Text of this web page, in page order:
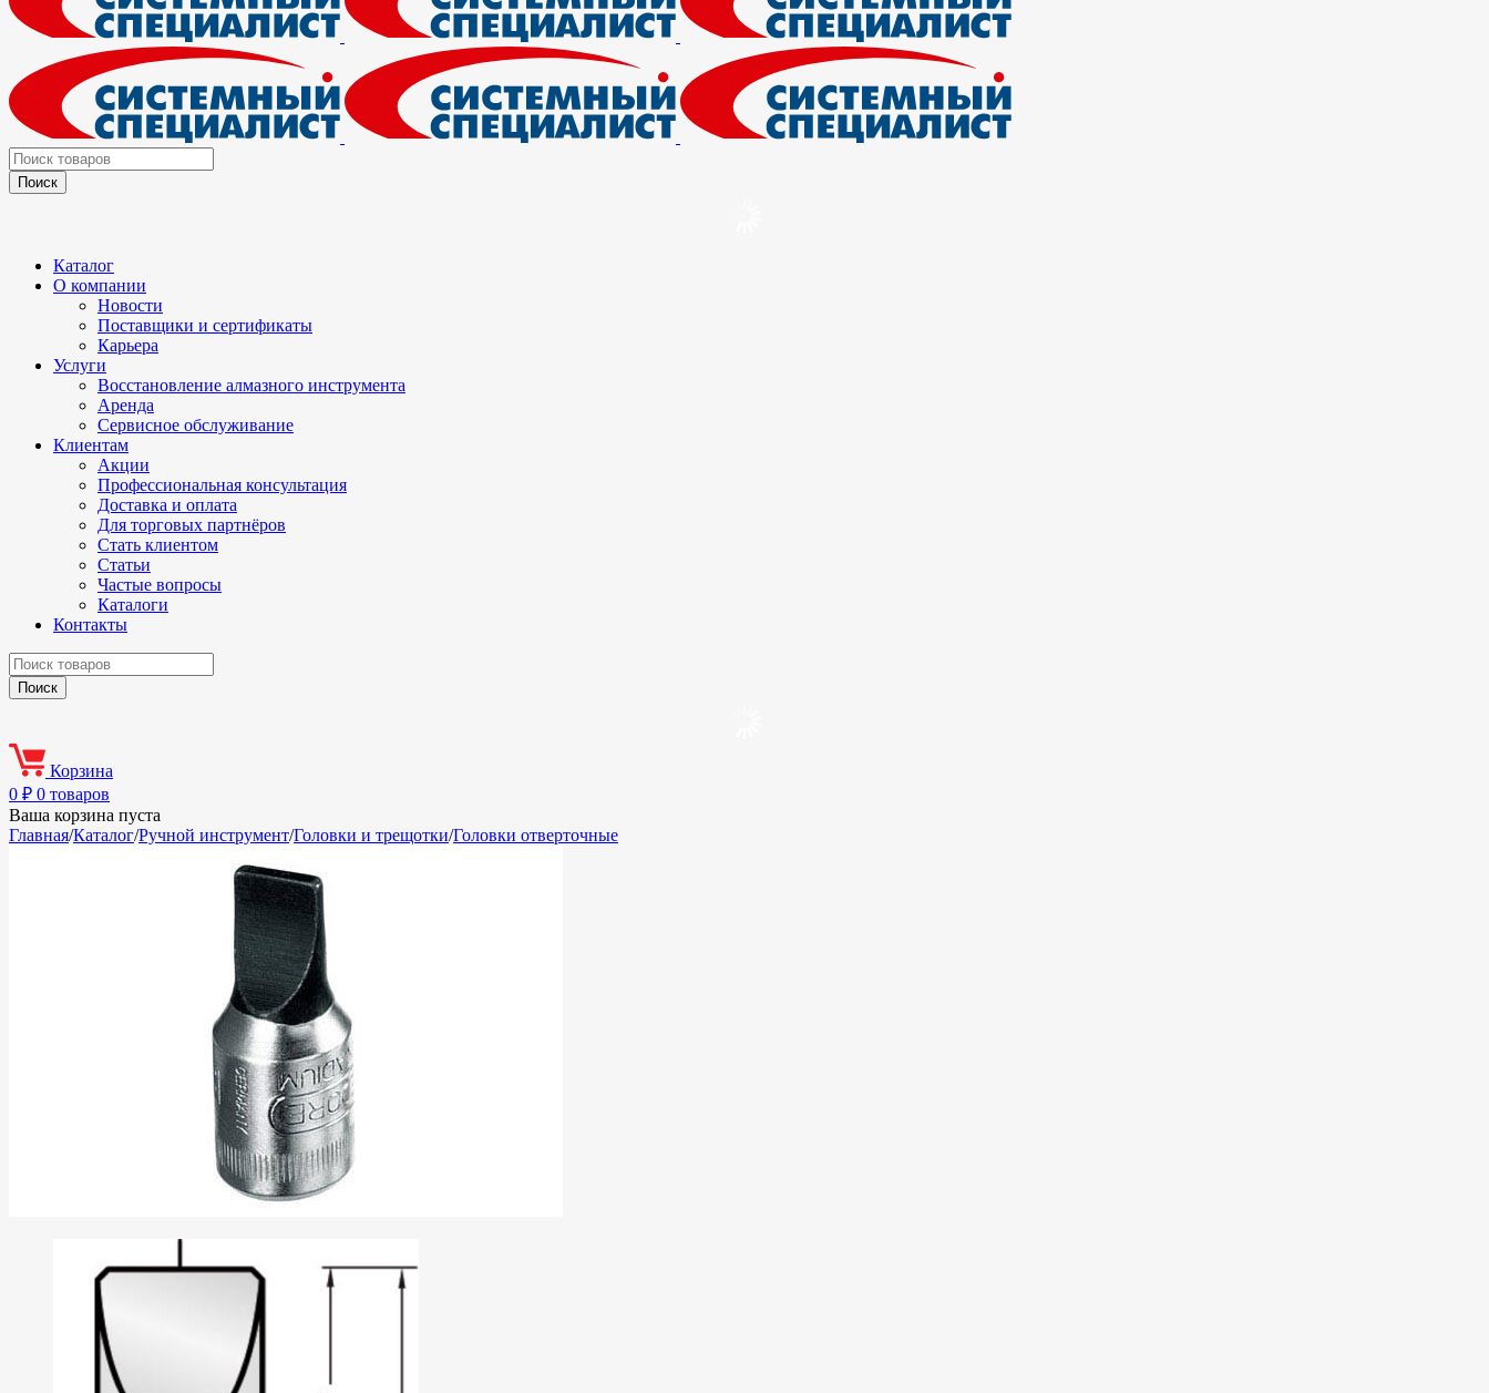
Каталог
О компании
Новости
Поставщики и сертификаты
Карьера
Услуги
Восстановление алмазного инструмента
Аренда
Сервисное обслуживание
Клиентам
Акции
Профессиональная консультация
Доставка и оплата
Для торговых партнёров
Стать клиентом
Статьи
Частые вопросы
Каталоги
Контакты
Корзина
0 ₽ 0 товаров
Ваша корзина пуста
Главная/Каталог/Ручной инструмент/Головки и трещотки/Головки отверточные